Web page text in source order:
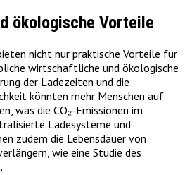
ökologische Vorteile
nicht nur praktische Vorteile für
wirtschaftliche und ökologische
der Ladezeiten und die
könnten mehr Menschen auf
was die CO₂-Emissionen im
Ladesysteme und
zudem die Lebensdauer von
wie eine Studie des